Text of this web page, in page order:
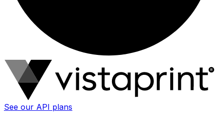
See our API plans